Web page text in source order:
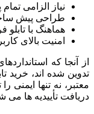
نیاز الزامی
طراحی پیش‌
هماهنگ با تابلو
امنیت بالای
از آنجا که
تدوین شده‌ اند، خرید
معتبر، نه‌ تنها
دریافت تأییدیه‌ ها می‌